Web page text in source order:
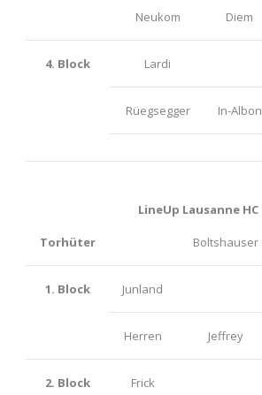
Neukom Diem
4. Block Lardi
Rüegsegger In-Albon
LineUp Lausanne HC
Torhüter Boltshauser
1. Block Junland
Herren Jeffrey
2. Block Frick